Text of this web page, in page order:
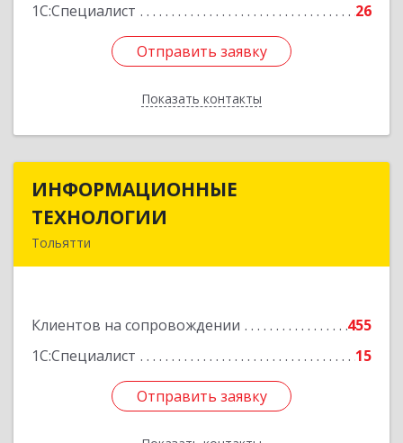
1С:Специалист
26
Отправить заявку
Показать контакты
Отправить заявку
Назад
ИНФОРМАЦИОННЫЕ
ТЕХНОЛОГИИ
Тольятти
Клиентов на сопровождении
455
1С:Специалист
15
Отправить заявку
ИНФОРМАЦИОННЫЕ
Подробнее
Отправить заявку